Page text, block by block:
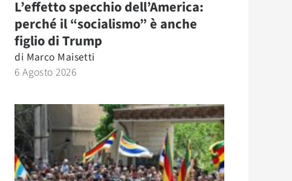
L’effetto specchio dell’America:
perché il “socialismo” è anche
figlio di Trump
di Marco Maisetti
6 Agosto 2026